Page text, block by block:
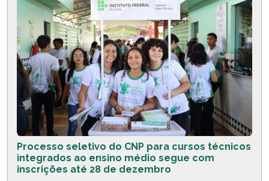
Processo seletivo do CNP para cursos técnicos
integrados ao ensino médio segue com
inscrições até 28 de dezembro